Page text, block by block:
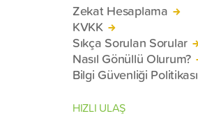
Zekat Hesaplama
KVKK
Sıkça Sorulan Sorular
Nasıl Gönüllü Olurum?
Bilgi Güvenliği Politikası
HIZLI ULAŞ